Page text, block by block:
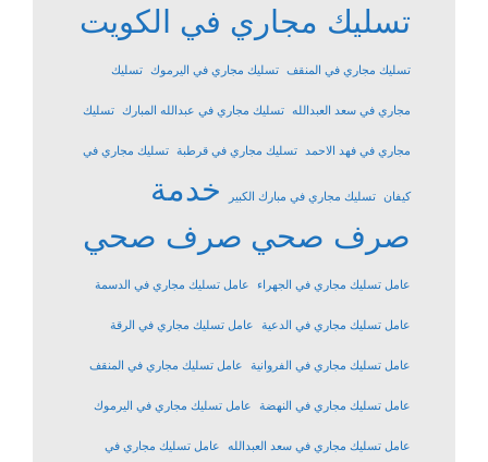
تسليك مجاري في الكويت
تسليك مجاري في المنقف تسليك مجاري في اليرموك تسليك
مجاري في سعد العبدالله تسليك مجاري في عبدالله المبارك تسليك
مجاري في فهد الاحمد تسليك مجاري في قرطبة تسليك مجاري في
كيفان تسليك مجاري في مبارك الكبير
خدمة
صرف صحي صرف صحي
عامل تسليك مجاري في الجهراء عامل تسليك مجاري في الدسمة
عامل تسليك مجاري في الدعية عامل تسليك مجاري في الرقة
عامل تسليك مجاري في الفروانية عامل تسليك مجاري في المنقف
عامل تسليك مجاري في النهضة عامل تسليك مجاري في اليرموك
عامل تسليك مجاري في سعد العبدالله عامل تسليك مجاري في